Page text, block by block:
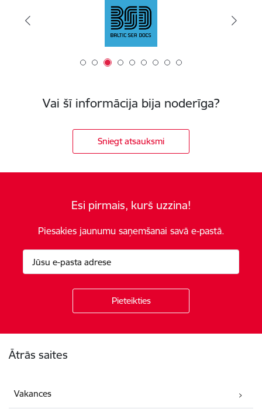
Vai šī informācija bija noderīga?
Sniegt atsauksmi
Esi pirmais, kurš uzzina!
Piesakies jaunumu saņemšanai savā e-pastā.
Ātrās saites
Vakances